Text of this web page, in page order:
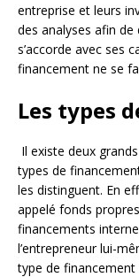
entreprise et leurs
des analyses afin
s’accorde avec ses
financement ne se
Les types
Il existe deux
types de
les distinguent. En
appelé fonds
financements
l’entrepreneur lui-
type de